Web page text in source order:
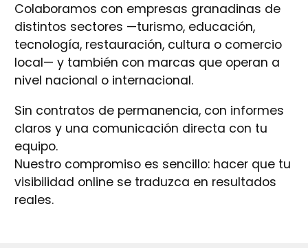
Colaboramos con empresas granadinas de
distintos sectores —turismo, educación,
tecnología, restauración, cultura o comercio
local— y también con marcas que operan a
nivel nacional o internacional.
Sin contratos de permanencia, con informes
claros y una comunicación directa con tu
equipo.
Nuestro compromiso es sencillo: hacer que tu
visibilidad online se traduzca en resultados
reales.